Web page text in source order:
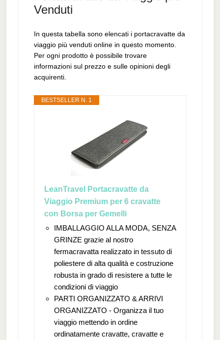
Venduti
In questa tabella sono elencati i portacravatte da
viaggio più venduti online in questo momento.
Per ogni prodotto è possibile trovare
informazioni sul prezzo e sulle opinioni degli
acquirenti.
BESTSELLER N. 1
LeanTravel Portacravatte da
Viaggio Premium per 6 cravatte
con Borsa per Gemelli
IMBALLAGGIO ALLA MODA, SENZA
GRINZE grazie al nostro
fermacravatta realizzato in tessuto di
poliestere di alta qualità e costruzione
robusta in grado di resistere a tutte le
condizioni di viaggio
PARTI ORGANIZZATO & ARRIVI
ORGANIZZATO - Organizza il tuo
viaggio mettendo in ordine
ordinatamente cravatte, cravatte e